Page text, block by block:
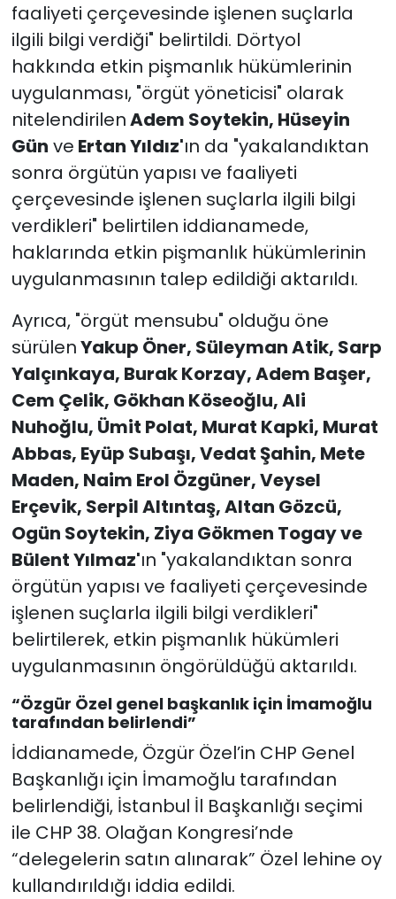
faaliyeti çerçevesinde işlenen suçlarla
ilgili bilgi verdiği" belirtildi. Dörtyol
hakkında etkin pişmanlık hükümlerinin
uygulanması, "örgüt yöneticisi" olarak
nitelendirilenAdem Soytekin, Hüseyin
Gün ve Ertan Yıldız'ın da "yakalandıktan
sonra örgütün yapısı ve faaliyeti
çerçevesinde işlenen suçlarla ilgili bilgi
verdikleri" belirtilen iddianamede,
haklarında etkin pişmanlık hükümlerinin
uygulanmasının talep edildiği aktarıldı.
Ayrıca, "örgüt mensubu" olduğu öne
sürülenYakup Öner, Süleyman Atik, Sarp
Yalçınkaya, Burak Korzay, Adem Başer,
Cem Çelik, Gökhan Köseoğlu, Ali
Nuhoğlu, Ümit Polat, Murat Kapki, Murat
Abbas, Eyüp Subaşı, Vedat Şahin, Mete
Maden, Naim Erol Özgüner, Veysel
Erçevik, Serpil Altıntaş, Altan Gözcü,
Ogün Soytekin, Ziya Gökmen Togay ve
Bülent Yılmaz'ın "yakalandıktan sonra
örgütün yapısı ve faaliyeti çerçevesinde
işlenen suçlarla ilgili bilgi verdikleri"
belirtilerek, etkin pişmanlık hükümleri
uygulanmasının öngörüldüğü aktarıldı.
“Özgür Özel genel başkanlık için İmamoğlu
tarafından belirlendi”
İddianamede, Özgür Özel’in CHP Genel
Başkanlığı için İmamoğlu tarafından
belirlendiği, İstanbul İl Başkanlığı seçimi
ile CHP 38. Olağan Kongresi’nde
“delegelerin satın alınarak” Özel lehine oy
kullandırıldığı iddia edildi.